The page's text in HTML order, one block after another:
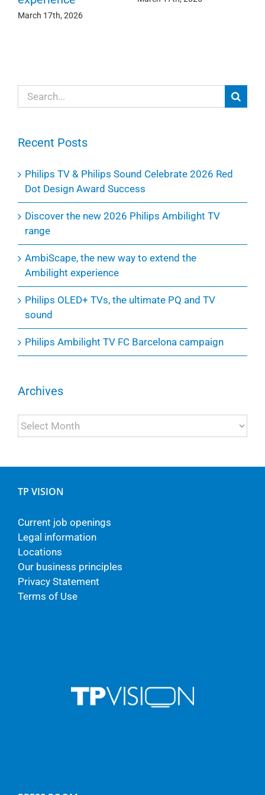
March 17th, 2026
Search
for:
Recent Posts
Philips TV & Philips Sound Celebrate 2026 Red
Dot Design Award Success
Discover the new 2026 Philips Ambilight TV
range
AmbiScape, the new way to extend the
Ambilight experience
Philips OLED+ TVs, the ultimate PQ and TV
sound
Philips Ambilight TV FC Barcelona campaign
Archives
Archives
TP VISION
Current job openings
Legal information
Locations
Our business principles
Privacy Statement
Terms of Use